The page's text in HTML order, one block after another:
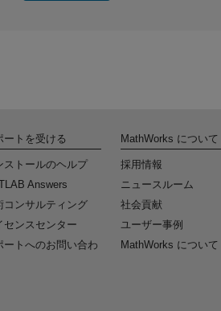
ートを受ける
ストールのヘルプ
Answers
コンサルティング
センスセンター
ートへのお問い合わ
MathWorks について
採用情報
ニュースルーム
社会貢献
ユーザー事例
MathWorks について